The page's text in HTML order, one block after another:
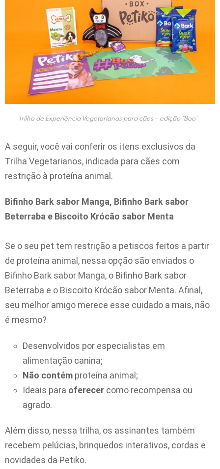
Trilha de Experiência Vegetarianos para cães – edição “Boo”
A seguir, você vai conferir os itens exclusivos da
Trilha Vegetarianos, indicada para cães com
restrição à proteína animal.
Bifinho Bark sabor Manga, Bifinho Bark sabor
Beterraba e Biscoito Krócão sabor Menta
Se o seu pet tem restrição a petiscos feitos a partir
de proteína animal, nessa opção são enviados o
Bifinho Bark sabor Manga, o Bifinho Bark sabor
Beterraba e o Biscoito Krócão sabor Menta. Afinal,
seu melhor amigo merece esse cuidado a mais, não
é mesmo?
Desenvolvidos por especialistas em
alimentação canina;
Não contém proteína animal;
Ideais para oferecer como recompensa ou
agrado.
Além disso, nessa trilha, os assinantes também
recebem pelúcias, brinquedos interativos, cordas e
novidades da Petiko.